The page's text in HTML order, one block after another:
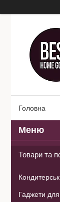
Головна
Товари та
Гаджети для